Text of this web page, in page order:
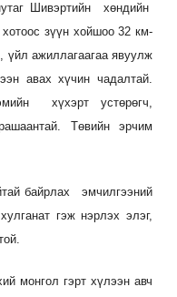
Шивэртийн хөндийн
хотоос зүүн хойшоо 32 км-
үйл ажиллагаагаа явуулж
авах хүчин чадалтай.
хүхэрт устөрөгч,
Төвийн эрчим
байрлах эмчилгээний
гэж нэрлэх элэг,
монгол гэрт хүлээн авч